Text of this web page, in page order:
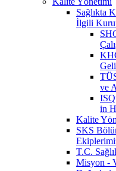
Sağlıkta
İlgili
ve
in
Kalite
SKS
T.C.
Misyon -